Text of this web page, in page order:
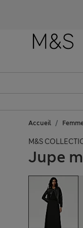
Accueil
M&S
Jupe